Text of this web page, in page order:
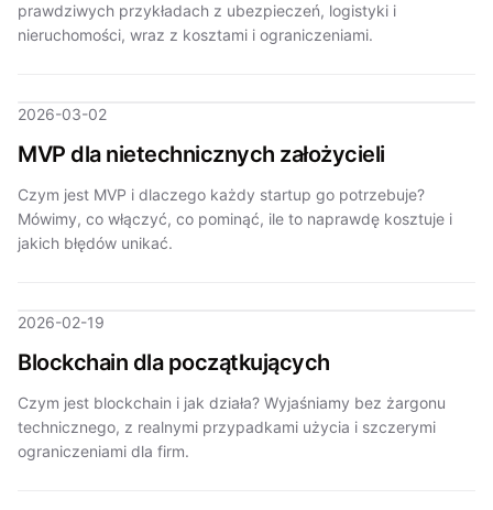
prawdziwych przykładach z ubezpieczeń, logistyki i
nieruchomości, wraz z kosztami i ograniczeniami.
2026-03-02
MVP dla nietechnicznych założycieli
Czym jest MVP i dlaczego każdy startup go potrzebuje?
Mówimy, co włączyć, co pominąć, ile to naprawdę kosztuje i
jakich błędów unikać.
2026-02-19
Blockchain dla początkujących
Czym jest blockchain i jak działa? Wyjaśniamy bez żargonu
technicznego, z realnymi przypadkami użycia i szczerymi
ograniczeniami dla firm.